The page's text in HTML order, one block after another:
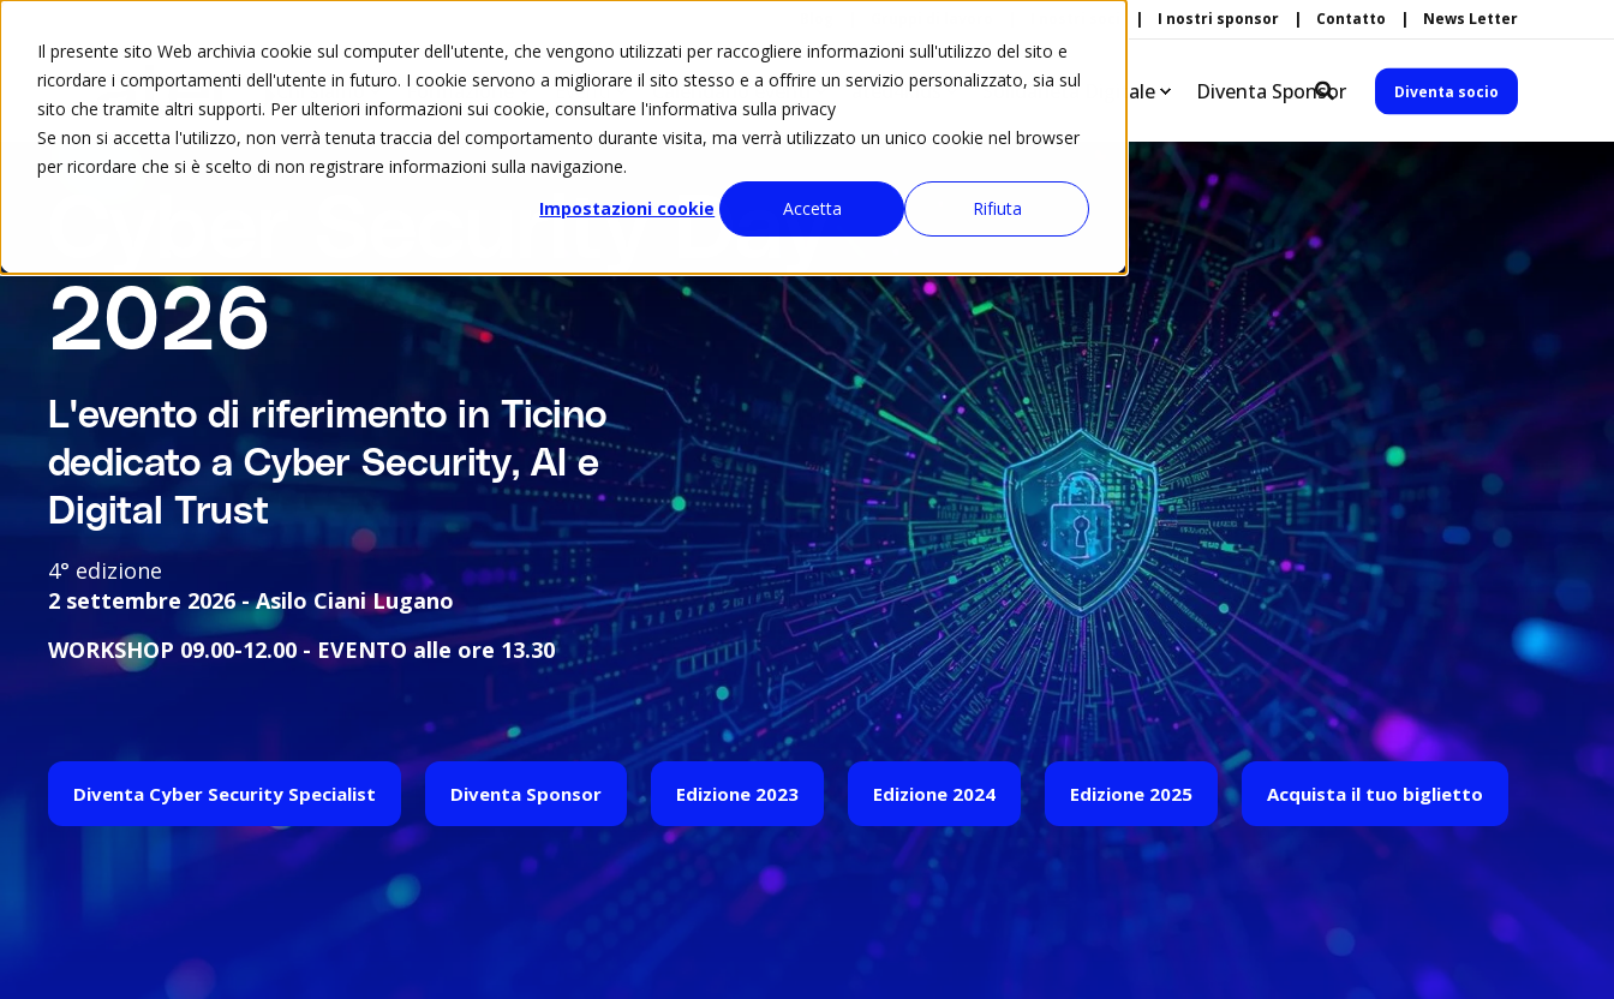
Il presente sito Web archivia cookie sul computer dell'utente, che vengono utilizzati per raccogliere informazioni sull'utilizzo del sito e
ricordare i comportamenti dell'utente in futuro. I cookie servono a migliorare il sito stesso e a offrire un servizio personalizzato, sia sul
sito che tramite altri supporti. Per ulteriori informazioni sui cookie, consultare l'informativa sulla privacy
Se non si accetta l'utilizzo, non verrà tenuta traccia del comportamento durante visita, ma verrà utilizzato un unico cookie nel browser
per ricordare che si è scelto di non registrare informazioni sulla navigazione.
Impostazioni cookie
Accetta Rifiuta
I nostri sponsor Contatto News Letter
Chi siamo Formazione Eventi Calendario eventi ated4kids Solidarietà Digitale Diventa Sponsor Diventa socio
Cyber Security Day
2026
L'evento di riferimento in Ticino
dedicato a Cyber Security, AI e
Digital Trust
4° edizione
2 settembre 2026 - Asilo Ciani Lugano
WORKSHOP 09.00-12.00 -EVENTO alle ore 13.30
Diventa Cyber Security Specialist Diventa Sponsor Edizione 2023 Edizione 2024 Edizione 2025 Acquista il tuo biglietto